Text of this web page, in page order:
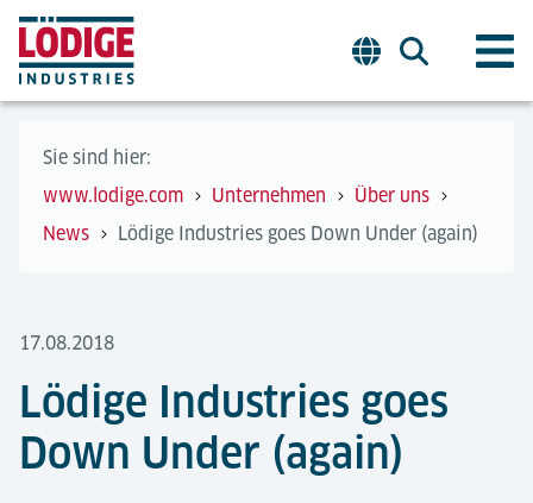
Sie sind hier:
www.lodige.com
Unternehmen
Über uns
News
Lödige Industries goes Down Under (again)
17.08.2018
Lödige Industries goes
Down Under (again)